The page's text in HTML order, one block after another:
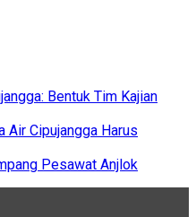
Bentuk Tim Kajian
Cipujangga Harus
Pesawat Anjlok